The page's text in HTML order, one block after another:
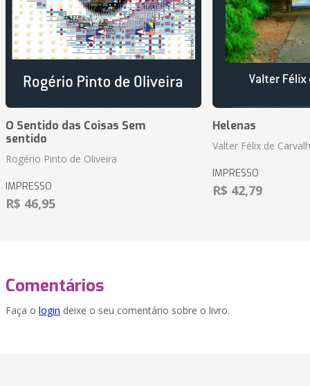
O Sentido das Coisas Sem
sentido
Rogério Pinto de Oliveira
IMPRESSO
R$ 46,95
Helenas
Valter Félix de
IMPRESSO
R$ 42,79
Comentários
Faça o login deixe o seu comentário sobre o livro.